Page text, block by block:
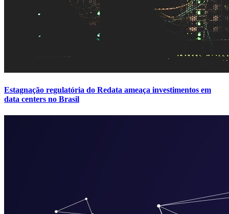
Estagnação regulatória do Redata ameaça investimentos em
data centers no Brasil